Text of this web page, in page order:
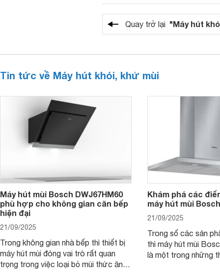
Quay trở lại "Máy hút
Tin tức về Máy hút khói, khử mùi
Máy hút mùi Bosch DWJ67HM60
phù hợp cho không gian căn bếp
hiện đại
21/09/2025
Trong không gian nhà bếp thì thiết bị
máy hút mùi đóng vai trò rất quan
trọng trong việc loại bỏ mùi thức ăn,
Khám phá các
máy hút mùi
21/09/2025
Trong số các sản
thì máy hút mùi
là một trong những